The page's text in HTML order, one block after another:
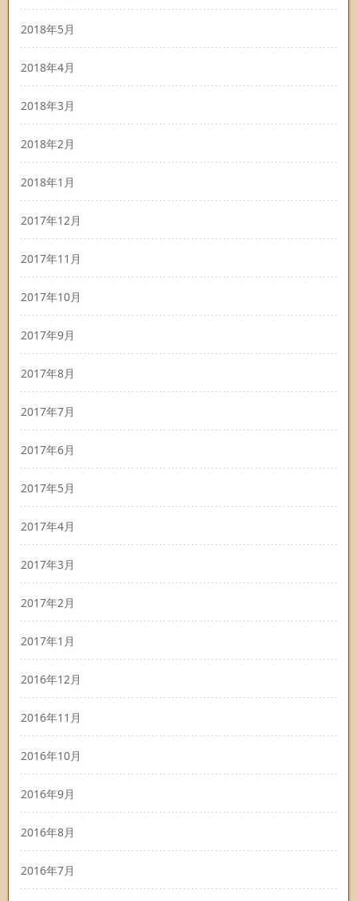
2018年5月
2018年4月
2018年3月
2018年2月
2018年1月
2017年12月
2017年11月
2017年10月
2017年9月
2017年8月
2017年7月
2017年6月
2017年5月
2017年4月
2017年3月
2017年2月
2017年1月
2016年12月
2016年11月
2016年10月
2016年9月
2016年8月
2016年7月